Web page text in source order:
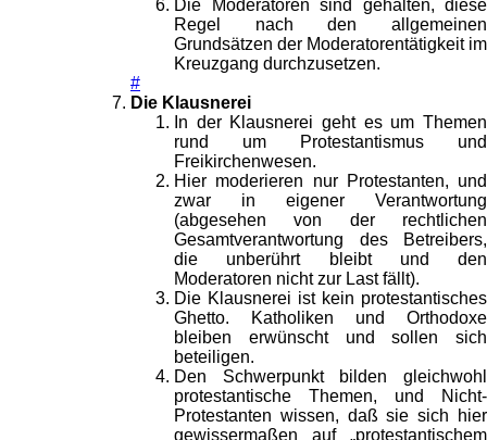
Die Moderatoren sind gehalten, diese
Regel nach den allgemeinen
Grundsätzen der Moderatorentätigkeit im
Kreuzgang durchzusetzen.
#
Die Klausnerei
In der Klausnerei geht es um Themen
rund um Protestantismus und
Freikirchenwesen.
Hier moderieren nur Protestanten, und
zwar in eigener Verantwortung
(abgesehen von der rechtlichen
Gesamtverantwortung des Betreibers,
die unberührt bleibt und den
Moderatoren nicht zur Last fällt).
Die Klausnerei ist kein protestantisches
Ghetto. Katholiken und Orthodoxe
bleiben erwünscht und sollen sich
beteiligen.
Den Schwerpunkt bilden gleichwohl
protestantische Themen, und Nicht-
Protestanten wissen, daß sie sich hier
gewissermaßen auf „protestantischem